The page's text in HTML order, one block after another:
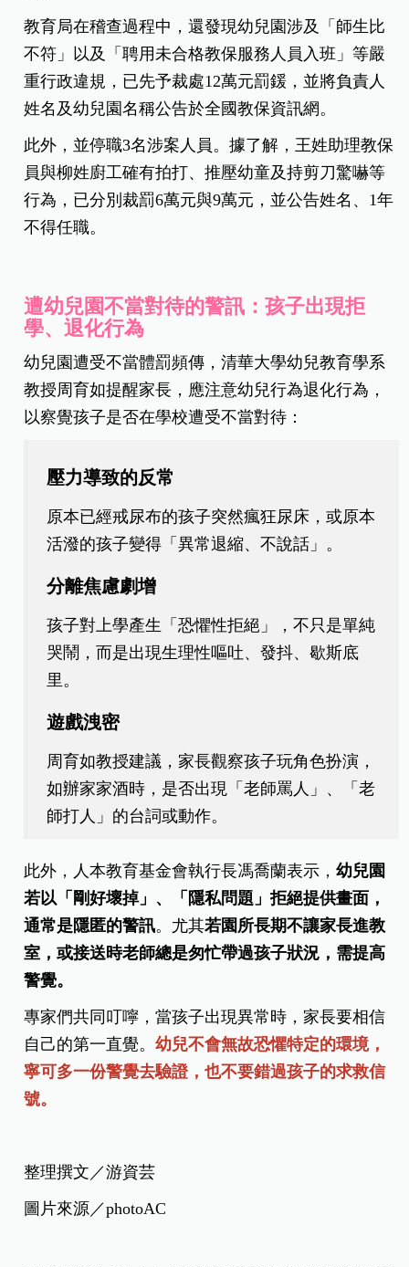
教育局在稽查過程中，還發現幼兒園涉及「師生比
不符」以及「聘用未合格教保服務人員入班」等嚴
重行政違規，已先予裁處12萬元罰鍰，並將負責人
姓名及幼兒園名稱公告於全國教保資訊網。
此外，並停職3名涉案人員。據了解，王姓助理教保
員與柳姓廚工確有拍打、推壓幼童及持剪刀驚嚇等
行為，已分別裁罰6萬元與9萬元，並公告姓名、1年
不得任職。
遭幼兒園不當對待的警訊：孩子出現拒
學、退化行為
幼兒園遭受不當體罰頻傳，清華大學幼兒教育學系
教授周育如提醒家長，應注意幼兒行為退化行為，
以察覺孩子是否在學校遭受不當對待：
壓力導致的反常
原本已經戒尿布的孩子突然瘋狂尿床，或原本
活潑的孩子變得「異常退縮、不說話」。
分離焦慮劇增
孩子對上學產生「恐懼性拒絕」，不只是單純
哭鬧，而是出現生理性嘔吐、發抖、歇斯底
里。
遊戲洩密
周育如教授建議，家長觀察孩子玩角色扮演，
如辦家家酒時，是否出現「老師罵人」、「老
師打人」的台詞或動作。
此外，人本教育基金會執行長馮喬蘭表示，幼兒園
若以「剛好壞掉」、「隱私問題」拒絕提供畫面，
通常是隱匿的警訊。尤其若園所長期不讓家長進教
室，或接送時老師總是匆忙帶過孩子狀況，需提高
警覺。
專家們共同叮嚀，當孩子出現異常時，家長要相信
自己的第一直覺。幼兒不會無故恐懼特定的環境，
寧可多一份警覺去驗證，也不要錯過孩子的求救信
號。
整理撰文／游資芸
圖片來源／photoAC